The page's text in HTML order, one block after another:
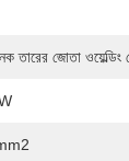
তারের জোতা ওয়েল্ডিং